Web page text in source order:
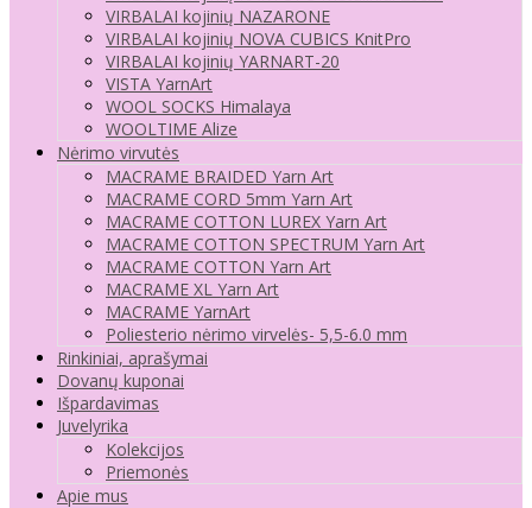
VIRBALAI kojinių NAZARONE
VIRBALAI kojinių NOVA CUBICS KnitPro
VIRBALAI kojinių YARNART-20
VISTA YarnArt
WOOL SOCKS Himalaya
WOOLTIME Alize
Nėrimo virvutės
MACRAME BRAIDED Yarn Art
MACRAME CORD 5mm Yarn Art
MACRAME COTTON LUREX Yarn Art
MACRAME COTTON SPECTRUM Yarn Art
MACRAME COTTON Yarn Art
MACRAME XL Yarn Art
MACRAME YarnArt
Poliesterio nėrimo virvelės- 5,5-6.0 mm
Rinkiniai, aprašymai
Dovanų kuponai
Išpardavimas
Juvelyrika
Kolekcijos
Priemonės
Apie mus